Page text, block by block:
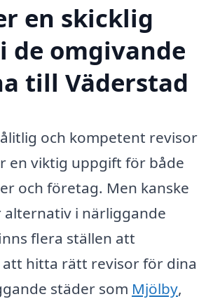
en skicklig
de omgivande
till Väderstad
och kompetent revisor
en viktig uppgift för både
och företag. Men kanske
i närliggande
flera ställen att
hitta rätt revisor för dina
städer som Mjölby,